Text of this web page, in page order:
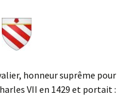
honneur suprême pour
VII en 1429 et portait :